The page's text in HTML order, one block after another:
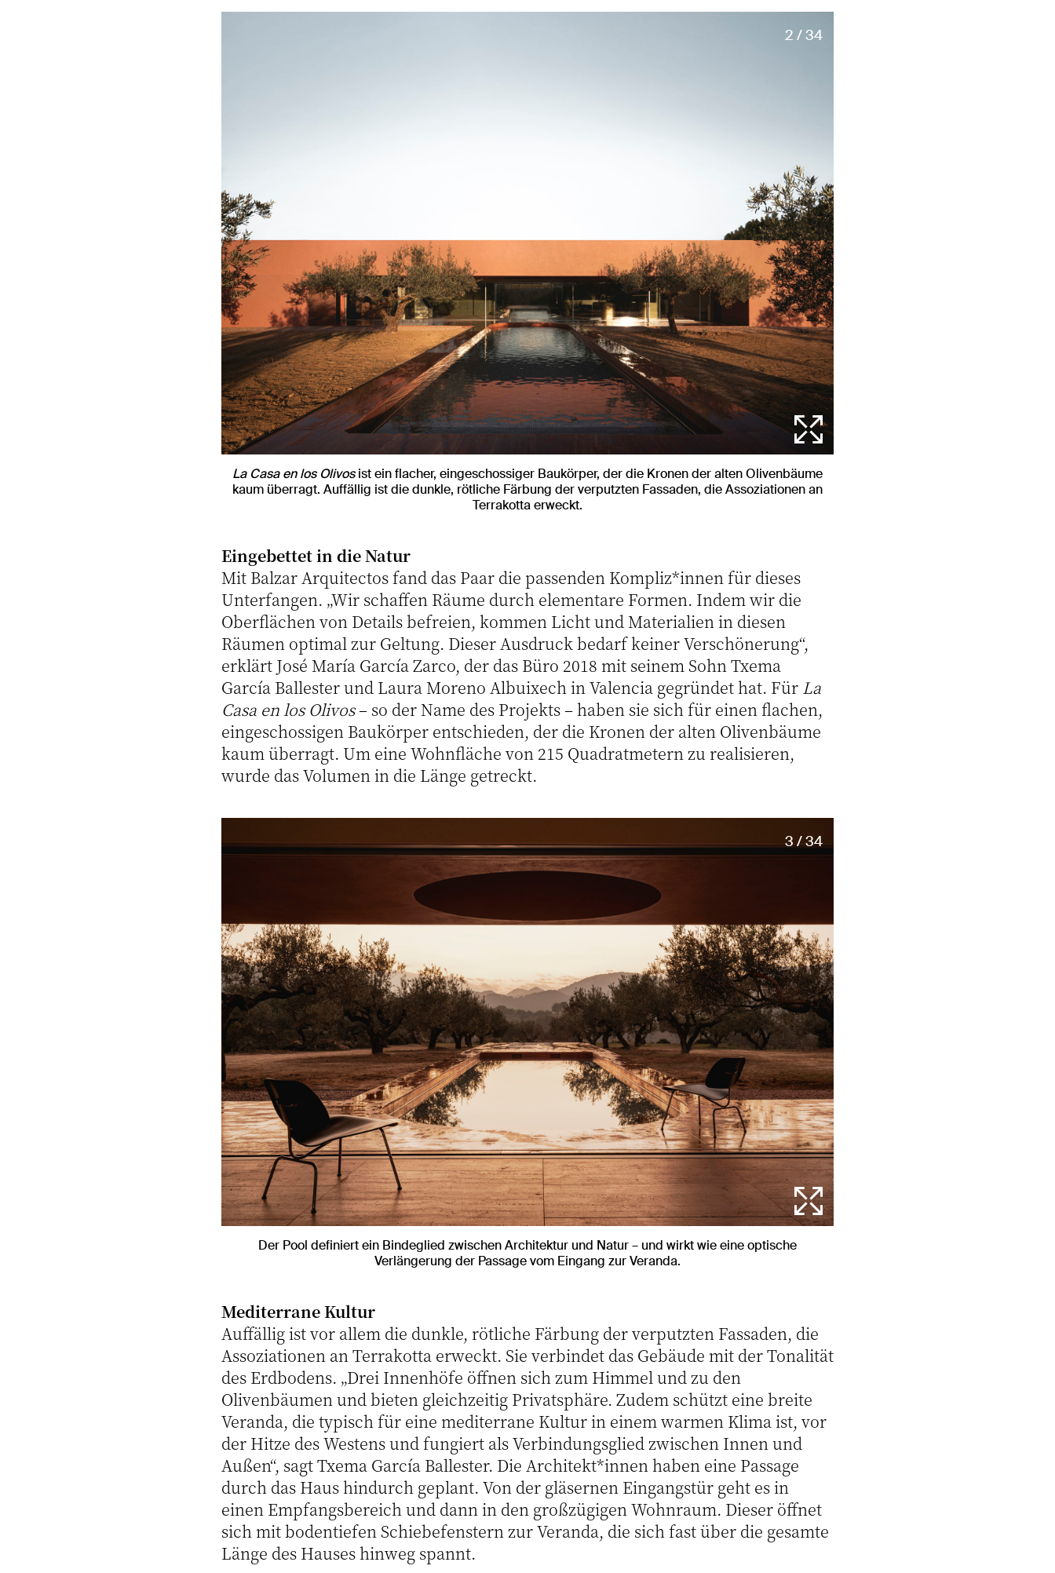
2 / 34
La Casa en los Olivosist ein flacher, eingeschossiger Baukörper, der die Kronen der alten Olivenbäume
kaum überragt. Auffällig ist die dunkle, rötliche Färbung der verputzten Fassaden, die Assoziationen an
Terrakotta erweckt.
Eingebettet in die Natur
Mit Balzar Arquitectos fand das Paar die passenden Kompliz*innen für dieses
Unterfangen. „Wir schaffen Räume durch elementare Formen. Indem wir die
Oberflächen von Details befreien, kommen Licht und Materialien in diesen
Räumen optimal zur Geltung. Dieser Ausdruck bedarf keiner Verschönerung“,
erklärt José María García Zarco, der das Büro 2018 mit seinem Sohn Txema
García Ballester und Laura Moreno Albuixech in Valencia gegründet hat. Für La
Casa en los Olivos– so der Name des Projekts – haben sie sich für einen flachen,
eingeschossigen Baukörper entschieden, der die Kronen der alten Olivenbäume
kaum überragt. Um eine Wohnfläche von 215 Quadratmetern zu realisieren,
wurde das Volumen in die Länge getreckt.
3 / 34
Der Pool definiert ein Bindeglied zwischen Architektur und Natur – und wirkt wie eine optische
Verlängerung der Passage vom Eingang zur Veranda.
Mediterrane Kultur
Auffällig ist vor allem die dunkle, rötliche Färbung der verputzten Fassaden, die
Assoziationen an Terrakotta erweckt. Sie verbindet das Gebäude mit der Tonalität
des Erdbodens. „Drei Innenhöfe öffnen sich zum Himmel und zu den
Olivenbäumen und bieten gleichzeitig Privatsphäre. Zudem schützt eine breite
Veranda, die typisch für eine mediterrane Kultur in einem warmen Klima ist, vor
der Hitze des Westens und fungiert als Verbindungsglied zwischen Innen und
Außen“, sagt Txema García Ballester. Die Architekt*innen haben eine Passage
durch das Haus hindurch geplant. Von der gläsernen Eingangstür geht es in
einen Empfangsbereich und dann in den großzügigen Wohnraum. Dieser öffnet
sich mit bodentiefen Schiebefenstern zur Veranda, die sich fast über die gesamte
Länge des Hauses hinweg spannt.